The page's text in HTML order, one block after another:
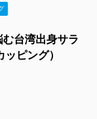
台湾出身サラ
ピング）